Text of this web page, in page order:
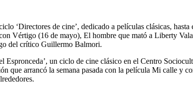
‘Directores de cine’, dedicado a películas clásicas,
Vértigo (16 de mayo), El hombre que mató a Liberty
del crítico Guillermo Balmori.
un ciclo de cine clásico en el Centro
que arrancó la semana pasada con la película Mi calle y